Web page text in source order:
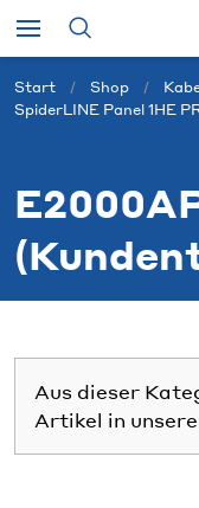
Start Shop
SpiderLINE Panel 1HE
Aus dieser
Artikel in